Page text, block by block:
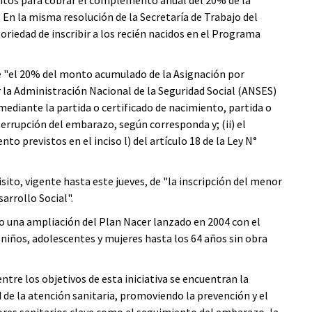
la misma resolución de la Secretaría de Trabajo del
de inscribir a los recién nacidos en el Programa
20% del monto acumulado de la Asignación por
Administración Nacional de la Seguridad Social (ANSES)
la partida o certificado de nacimiento, partida o
del embarazo, según corresponda y; (ii) el
previstos en el inciso l) del artículo 18 de la Ley N°
vigente hasta este jueves, de "la inscripción del menor
Social".
ampliación del Plan Nacer lanzado en 2004 con el
adolescentes y mujeres hasta los 64 años sin obra
los objetivos de esta iniciativa se encuentran la
la atención sanitaria, promoviendo la prevención y el